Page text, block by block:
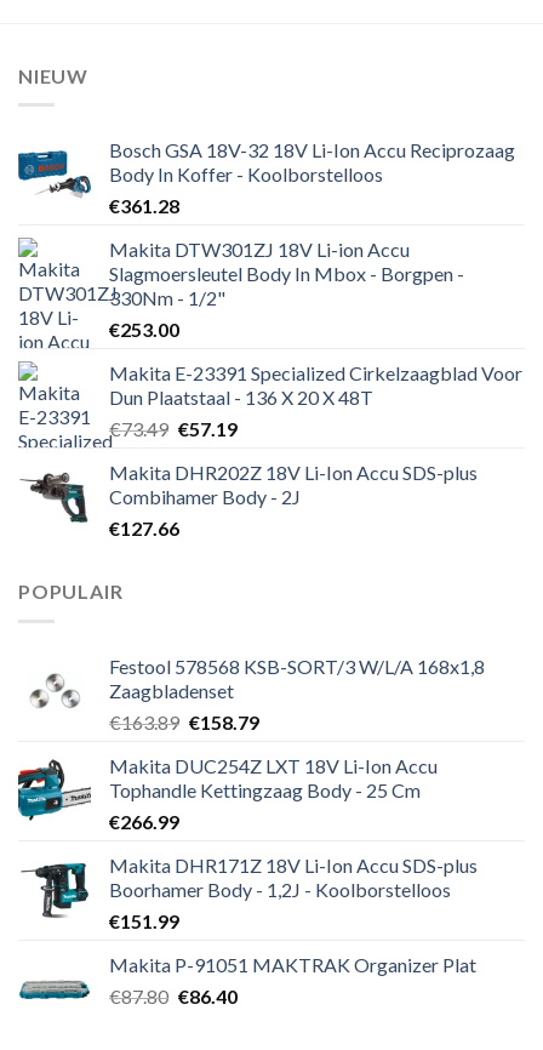
NIEUW
Bosch GSA 18V-32 18V Li-Ion Accu Reciprozaag
Body In Koffer - Koolborstelloos
€361.28
Makita DTW301ZJ 18V Li-ion Accu
Slagmoersleutel Body In Mbox - Borgpen -
330Nm - 1/2"
€253.00
Makita E-23391 Specialized Cirkelzaagblad Voor
Dun Plaatstaal - 136 X 20 X 48T
€73.49 Oorspronkelijke
was:
€73.49.
€57.19Huidige
is:
€57.19.
Makita DHR202Z 18V Li-Ion Accu SDS-plus
Combihamer Body - 2J
€127.66
POPULAIR
Festool 578568 KSB-SORT/3 W/L/A 168x1,8
Zaagbladenset
€163.89 Oorspronkelijke
was:
€163.89.
€158.79Huidige
is:
€158.79.
Makita DUC254Z LXT 18V Li-Ion Accu
Tophandle Kettingzaag Body - 25 Cm
€266.99
Makita DHR171Z 18V Li-Ion Accu SDS-plus
Boorhamer Body - 1,2J - Koolborstelloos
€151.99
Makita P-91051 MAKTRAK Organizer Plat
€87.80 Oorspronkelijke
€86.40Huidige